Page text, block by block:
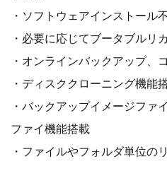
・ソフトウェアインストール
・必要に応じてブータブルリ
・オンラインバックアップ、
・ディスククローニング機能
・バックアップイメージファ
ファイ機能搭載
・ファイルやフォルダ単位の